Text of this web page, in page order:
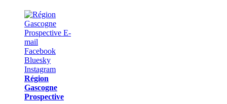
Région
Gascogne
Prospective